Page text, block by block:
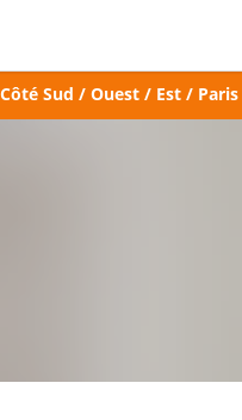
Côté Sud / Ouest / Est / Paris